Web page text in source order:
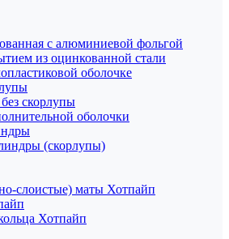
с алюминиевой фольгой
из оцинкованной стали
оболочке
скорлупы
оболочки
(скорлупы)
слоистые) маты Хотпайп
Хотпайп